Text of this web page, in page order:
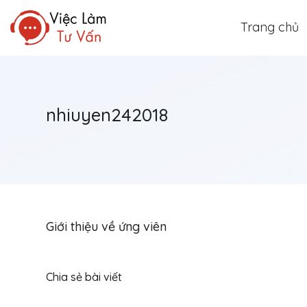
Trang chủ
nhiuyen242018
Giới thiệu về ứng viên
Chia sẻ bài viết